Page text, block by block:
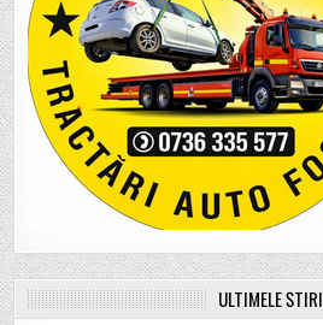
ULTIMELE ȘTIRI